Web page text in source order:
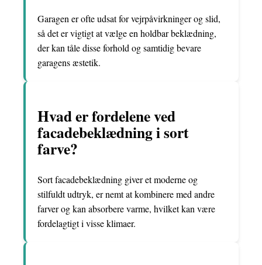
Garagen er ofte udsat for vejrpåvirkninger og slid,
så det er vigtigt at vælge en holdbar beklædning,
der kan tåle disse forhold og samtidig bevare
garagens æstetik.
Hvad er fordelene ved
facadebeklædning i sort
farve?
Sort facadebeklædning giver et moderne og
stilfuldt udtryk, er nemt at kombinere med andre
farver og kan absorbere varme, hvilket kan være
fordelagtigt i visse klimaer.